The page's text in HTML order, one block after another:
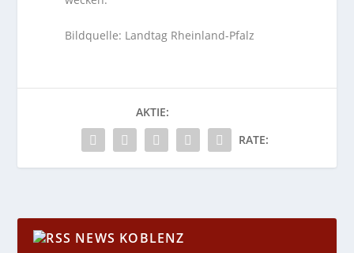
Bildquelle: Landtag Rheinland-Pfalz
AKTIE:
RATE:
NEWS KOBLENZ